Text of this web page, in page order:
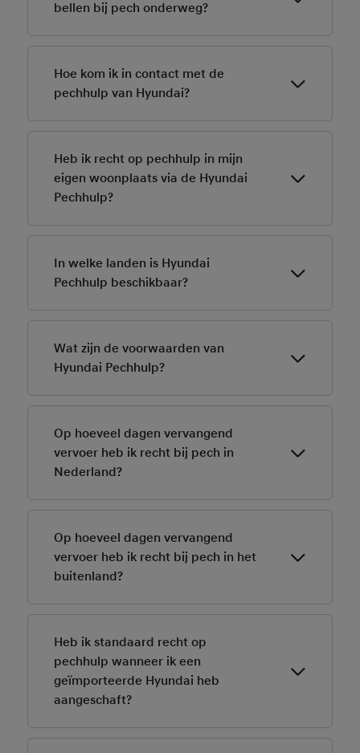
bellen bij pech onderweg?
op met de Hyundai Pechhulp op telefoonnummer 088
Hoe kom ik in contact met de
pechhulp van Hyundai?
telefoonnummer 088 366 39 99. In het buitenland
via +31 88 366 39 99.
Heb ik recht op pechhulp in mijn
eigen woonplaats via de Hyundai
Pechhulp?
eigen woonplaats ook gewoon geholpen.
In welke landen is Hyundai
Pechhulp beschikbaar?
beschikbaar. Kijk
voor de exacte
beschikbaarheid.
Wat zijn de voorwaarden van
Hyundai Pechhulp?
Op hoeveel dagen vervangend
vervoer heb ik recht bij pech in
Nederland?
Op hoeveel dagen vervangend
vervoer heb ik recht bij pech in het
buitenland?
Heb ik standaard recht op
pechhulp wanneer ik een
geïmporteerde Hyundai heb
aangeschaft?